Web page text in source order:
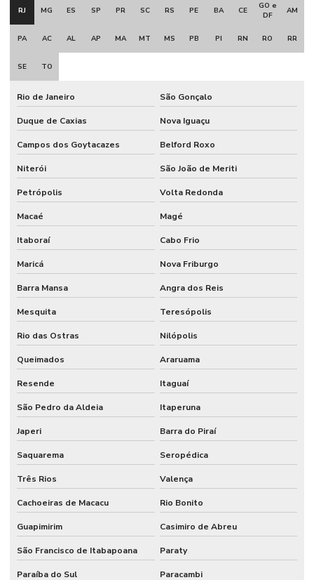
RJ MG ES SP PR SC RS PE BA CE
GO e
DF
AM
PA AC AL AP MA MT MS PB PI RN RO RR
SE TO
Rio de Janeiro São Gonçalo
Duque de Caxias Nova Iguaçu
Campos dos Goytacazes Belford Roxo
Niterói São João de Meriti
Petrópolis Volta Redonda
Macaé Magé
Itaboraí Cabo Frio
Maricá Nova Friburgo
Barra Mansa Angra dos Reis
Mesquita Teresópolis
Rio das Ostras Nilópolis
Queimados Araruama
Resende Itaguaí
São Pedro da Aldeia Itaperuna
Japeri Barra do Piraí
Saquarema Seropédica
Três Rios Valença
Cachoeiras de Macacu Rio Bonito
Guapimirim Casimiro de Abreu
São Francisco de Itabapoana Paraty
Paraíba do Sul Paracambi